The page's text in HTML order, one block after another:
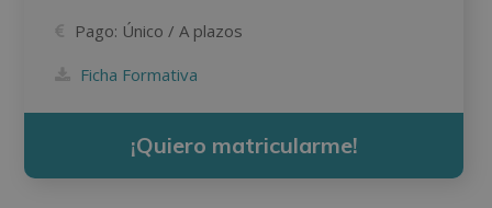
Pago: Único / A plazos
Ficha Formativa
¡Quiero matricularme!